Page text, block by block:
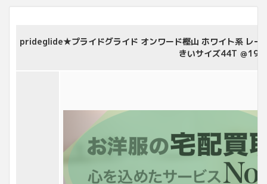
prideglide★プライドグライド オンワード樫山 ホワイト系 レー
きいサイズ44T ＠191